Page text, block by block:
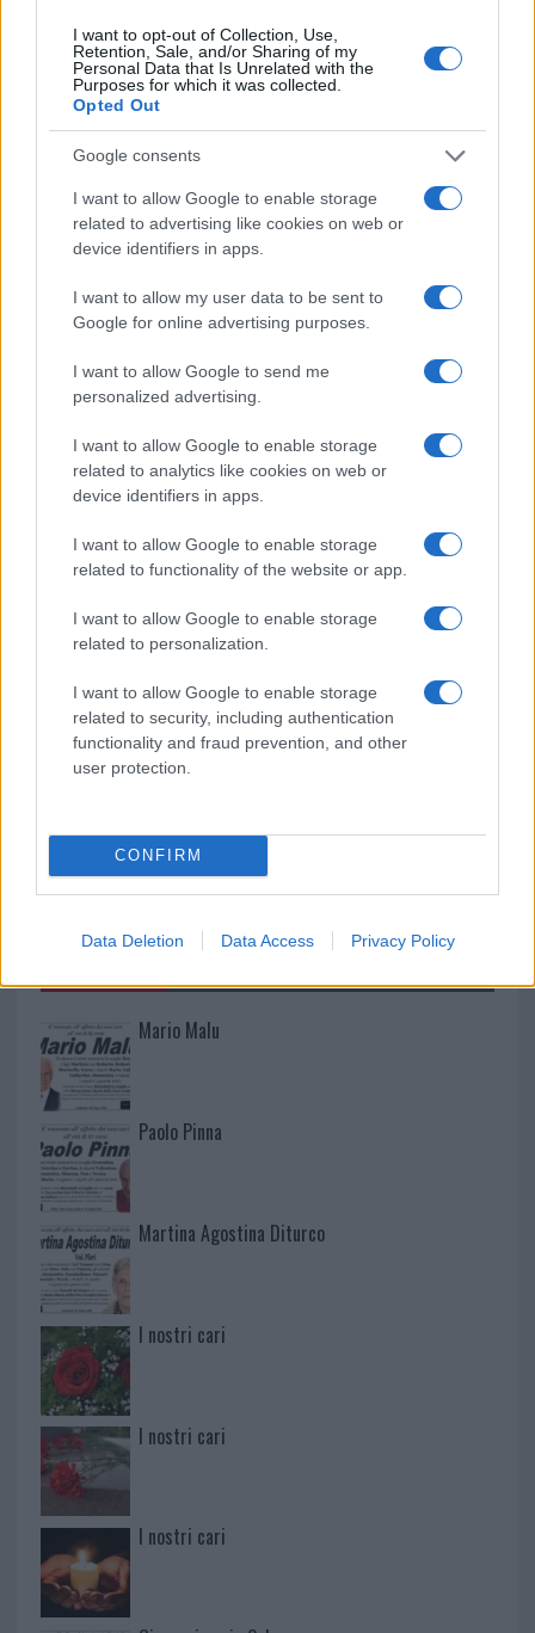
I want to opt-out of Collection, Use,
Retention, Sale, and/or Sharing of my
Personal Data that Is Unrelated with the
Purposes for which it was collected.
Opted Out
Google consents
I want to allow Google to enable storage
related to advertising like cookies on web or
device identifiers in apps.
I want to allow my user data to be sent to
Google for online advertising purposes.
I want to allow Google to send me
personalized advertising.
I want to allow Google to enable storage
related to analytics like cookies on web or
device identifiers in apps.
I want to allow Google to enable storage
related to functionality of the website or app.
I want to allow Google to enable storage
related to personalization.
I want to allow Google to enable storage
related to security, including authentication
functionality and fraud prevention, and other
user protection.
CONFIRM
Data Deletion Data Access Privacy Policy
bussano alle porte
Notre-Dame de Paris conquista Olbia, la prima
al Molo Brin è un successo
Strada Sassari-Olbia, incidente all’alba: ferito il
conducente
Eventi in Gallura, da Jovanotti alla zuppa
sequestri a Olbia e Arzachena
rifiutò la Costa Smeralda
Nuovo sportello rifiuti a Palau, una svolta per gli
utenti
Mario Malu
Paolo Pinna
Martina Agostina Diturco
I nostri cari
I nostri cari
I nostri cari